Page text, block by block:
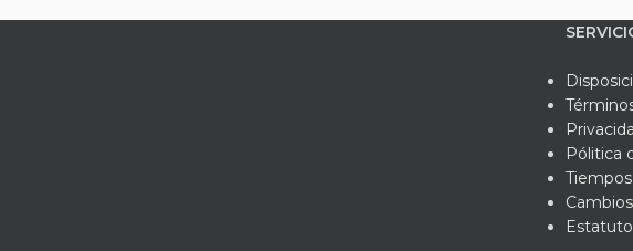
necesitas en tus trabajos en alturas. Confía en nuestra cuerda
Las certificaciones y normativas se entregan junto con el producto.
Pólitica